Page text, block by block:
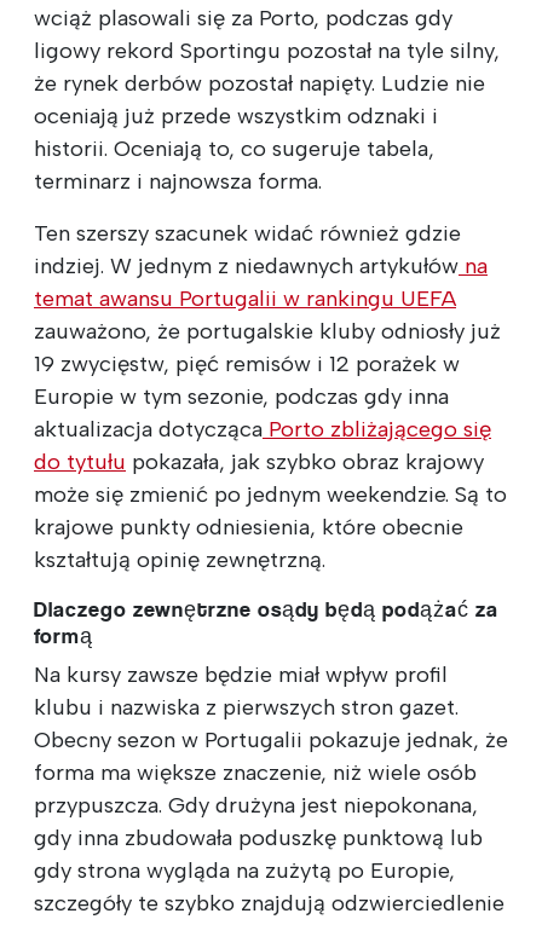
wciąż plasowali się za Porto, podczas gdy
ligowy rekord Sportingu pozostał na tyle silny,
że rynek derbów pozostał napięty. Ludzie nie
oceniają już przede wszystkim odznaki i
historii. Oceniają to, co sugeruje tabela,
terminarz i najnowsza forma.
Ten szerszy szacunek widać również gdzie
indziej. W jednym z niedawnych artykułów na
temat awansu Portugalii w rankingu UEFA
zauważono, że portugalskie kluby odniosły już
19 zwycięstw, pięć remisów i 12 porażek w
Europie w tym sezonie, podczas gdy inna
aktualizacja dotycząca Porto zbliżającego się
do tytułu pokazała, jak szybko obraz krajowy
może się zmienić po jednym weekendzie. Są to
krajowe punkty odniesienia, które obecnie
kształtują opinię zewnętrzną.
Dlaczego zewnętrzne osądy będą podążać za
formą
Na kursy zawsze będzie miał wpływ profil
klubu i nazwiska z pierwszych stron gazet.
Obecny sezon w Portugalii pokazuje jednak, że
forma ma większe znaczenie, niż wiele osób
przypuszcza. Gdy drużyna jest niepokonana,
gdy inna zbudowała poduszkę punktową lub
gdy strona wygląda na zużytą po Europie,
szczegóły te szybko znajdują odzwierciedlenie